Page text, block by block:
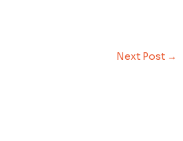
Next Post →